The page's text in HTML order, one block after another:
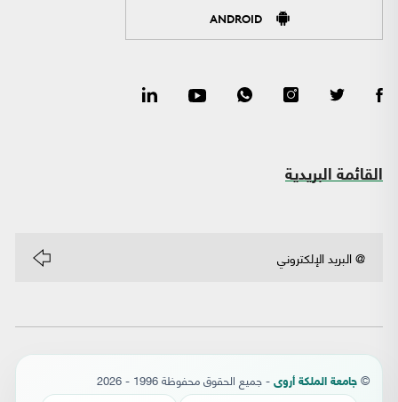
ANDROID
القائمة البريدية
© جامعة الملكة أروى - جميع الحقوق محفوظة 1996 - 2026